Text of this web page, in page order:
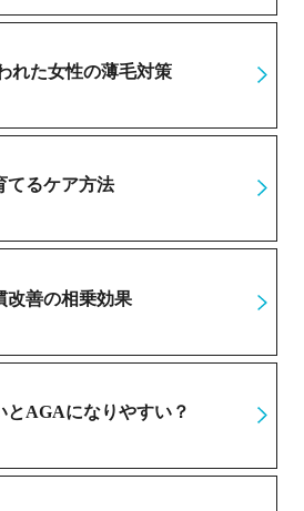
れた女性の薄毛対策
てるケア方法
改善の相乗効果
とAGAになりやすい？